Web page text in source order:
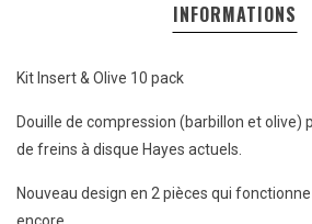
INFORMATIONS
Kit Insert & Olive 10 pack
Douille de compression (barbillon et olive)
de freins à disque Hayes actuels.
Nouveau design en 2 pièces qui